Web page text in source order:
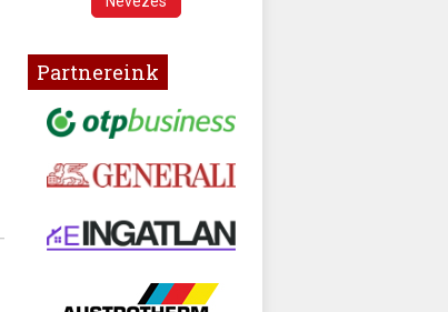
Partnereink